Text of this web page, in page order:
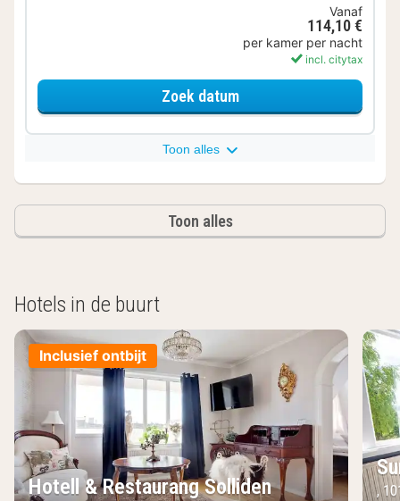
Vanaf
114,10 €
per kamer per nacht
incl. citytax
Zoek datumvoor Standaard kamer
Toon alles
Toon alles
Hotels in de buurt
Inclusief ontbijt
Hotell & Restaurang Solliden
,